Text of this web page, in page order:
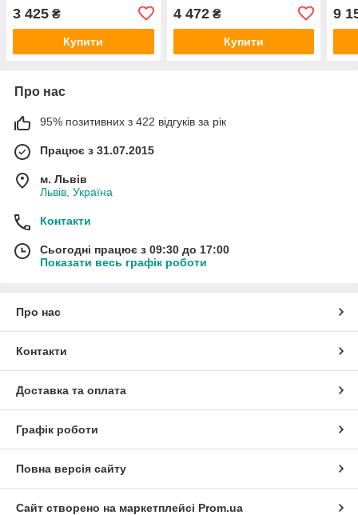
3 425 ₴
Купити
4 472₴
Купити
9
Про нас
95% позитивних з 422 відгуків за рік
Працює з 31.07.2015
м. Львів
Львів, Україна
Контакти
Сьогодні працює з 09:30 до 17:00
Показати весь графік роботи
Про нас
Контакти
Доставка та оплата
Графік роботи
Повна версія сайту
Сайт створено на маркетплейсі Prom.ua